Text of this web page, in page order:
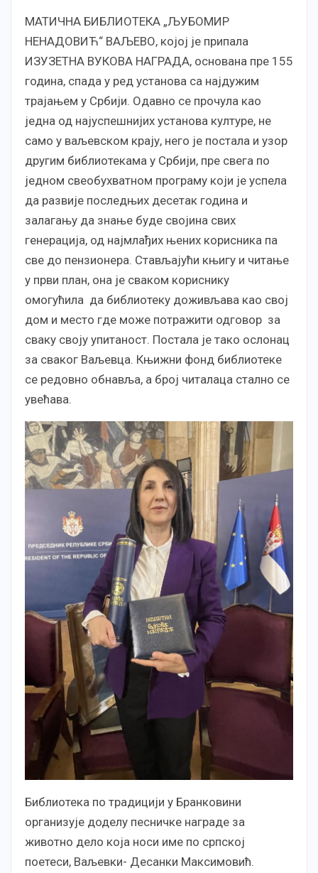
МАТИЧНА БИБЛИОТЕКА „ЉУБОМИР
НЕНАДОВИЋ“ ВАЉЕВО, којој је припала
ИЗУЗЕТНА ВУКОВА НАГРАДА, основана пре 155
година, спада у ред установа са најдужим
трајањем у Србији. Одавно се прочула као
једна од најуспешнијих установа културе, не
само у ваљевском крају, него је постала и узор
другим библиотекама у Србији, пре свега по
једном свеобухватном програму који је успела
да развије последњих десетак година и
залагању да знање буде својина свих
генерација, од најмлађих њених корисника па
све до пензионера. Стављајући књигу и читање
у први план, она је сваком кориснику
омогућила да библиотеку доживљава као свој
дом и место где може потражити одговор за
сваку своју упитаност. Постала је тако ослонац
за сваког Ваљевца. Књижни фонд библиотеке
се редовно обнавља, а број читалаца стално се
увећава.
Библиотека по традицији у Бранковини
организује доделу песничке награде за
животно дело која носи име по српској
поетеси, Ваљевки- Десанки Максимовић.